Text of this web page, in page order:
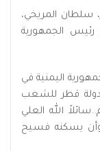
سلطان المريخي،
رئيس الجمهورية
اليمنية في
دولة قطر للشعب
الله العلي
وأن يسكنه فسيح